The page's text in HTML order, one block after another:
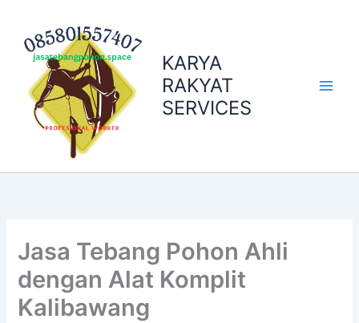
content
KARYA
RAKYAT
SERVICES
Jasa Tebang Pohon Ahli
dengan Alat Komplit
Kalibawang